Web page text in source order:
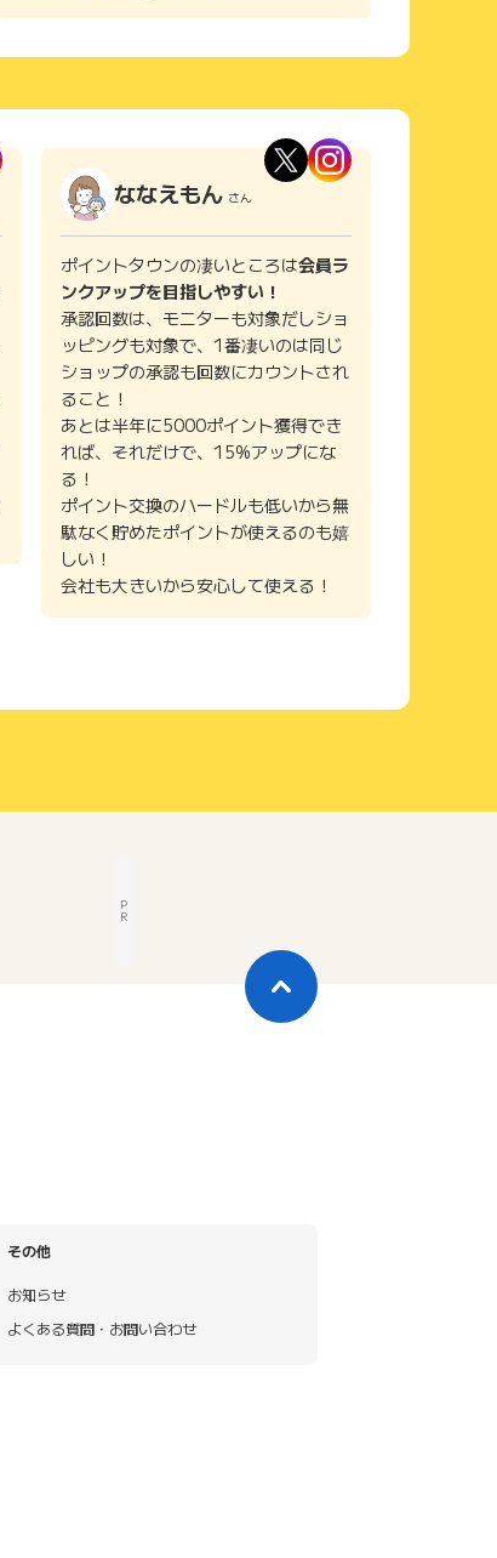
ななえもん さん
ポイントタウンの凄いところは会員ラ
ンクアップを目指しやすい！
承認回数は、モニターも対象だしショ
ッピングも対象で、1番凄いのは同じ
ショップの承認も回数にカウントされ
ること！
あとは半年に5000ポイント獲得でき
れば、それだけで、15%アップにな
る！
ポイント交換のハードルも低いから無
駄なく貯めたポイントが使えるのも嬉
しい！
会社も大きいから安心して使える！
P
R
その他
お知らせ
よくある質問・お問い合わせ